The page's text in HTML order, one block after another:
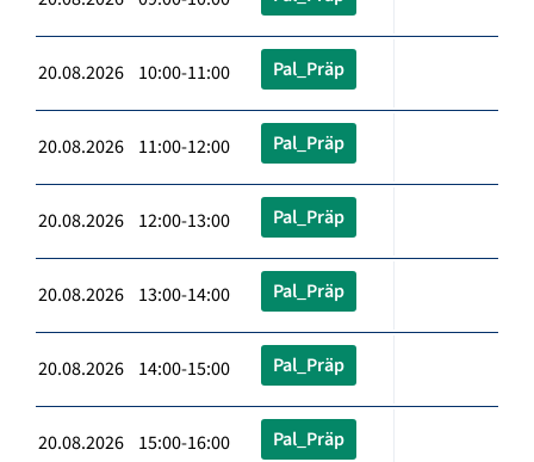
20.08.2026 10:00-11:00 Pal_Präp
20.08.2026 11:00-12:00 Pal_Präp
20.08.2026 12:00-13:00 Pal_Präp
20.08.2026 13:00-14:00 Pal_Präp
20.08.2026 14:00-15:00 Pal_Präp
20.08.2026 15:00-16:00 Pal_Präp